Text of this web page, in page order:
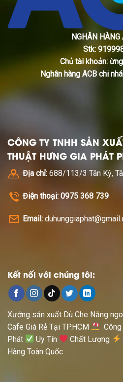
NGHÂN HÀNG
Stk:
Chủ tài khoản:
Nghân hàng ACB chi
CÔNG TY TNHH SẢN
THUẬT HƯNG GIA PHÁT
Địa chỉ: 688/113/3 Tân Kỳ,
Điện thoại: 0975 368 739
Email:
Kết nối với chúng tôi:
Xưởng sản xuất Dù Che Nắng
Cafe Giá Rẻ Tại TP.HCM
Phát
Uy Tín Chất Lượng
Hàng Toàn Quốc